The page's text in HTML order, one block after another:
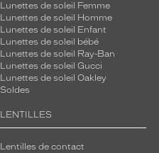
Lunettes de soleil Femme
Lunettes de soleil Homme
Lunettes de soleil Enfant
Lunettes de soleil bébé
Lunettes de soleil Ray-Ban
Lunettes de soleil Gucci
Lunettes de soleil Oakley
Soldes
LENTILLES
Lentilles de contact